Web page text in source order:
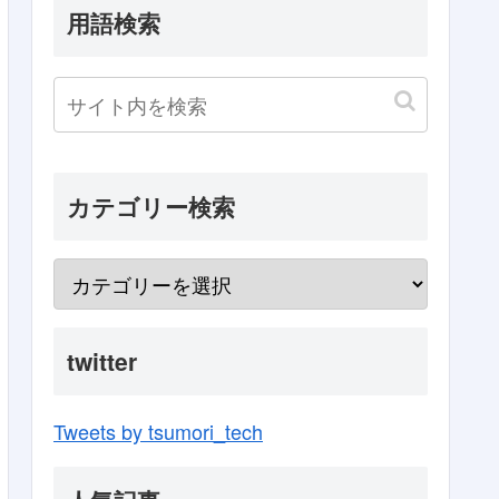
用語検索
カテゴリー検索
twitter
Tweets by tsumori_tech